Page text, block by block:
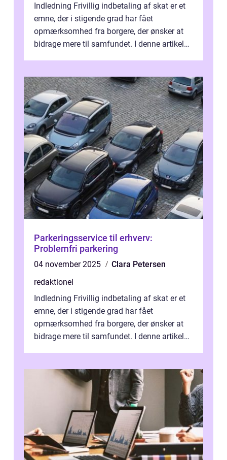
Indledning Frivillig indbetaling af skat er et
emne, der i stigende grad har fået
opmærksomhed fra borgere, der ønsker at
bidrage mere til samfundet. I denne artikel
Parkeringsservice til erhverv:
Problemfri parkering
04 november 2025
Clara Petersen
redaktionel
Indledning Frivillig indbetaling af skat er et
emne, der i stigende grad har fået
opmærksomhed fra borgere, der ønsker at
bidrage mere til samfundet. I denne artikel